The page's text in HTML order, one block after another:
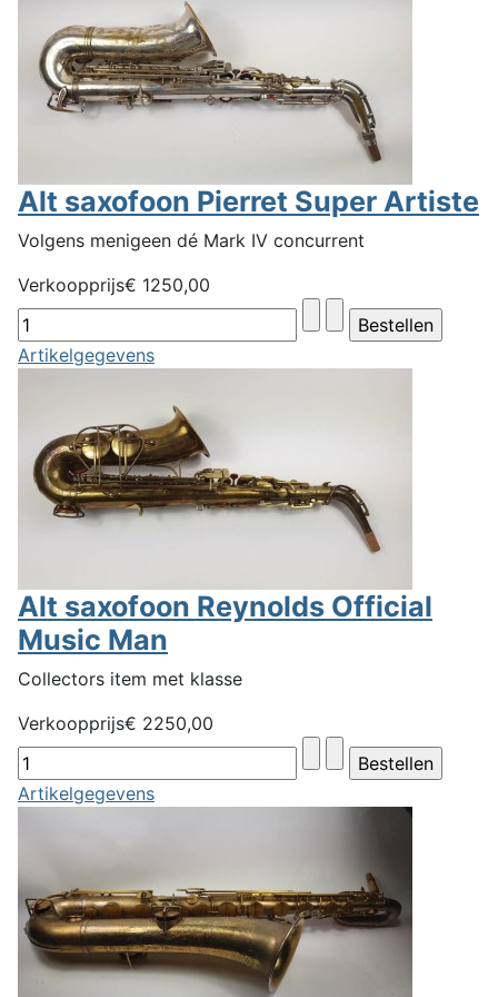
Alt saxofoon Pierret Super Artiste
Volgens menigeen dé Mark IV concurrent
Verkoopprijs€ 1250,00
Artikelgegevens
Alt saxofoon Reynolds Official
Music Man
Collectors item met klasse
Verkoopprijs€ 2250,00
Artikelgegevens